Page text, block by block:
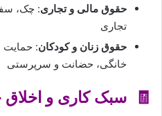
حقوق مالی و تجاری: چک،
تجاری
حقوق زنان و کودکان: حمایت
خانگی، حضانت و سرپرستی
🧾 سبک کاری و